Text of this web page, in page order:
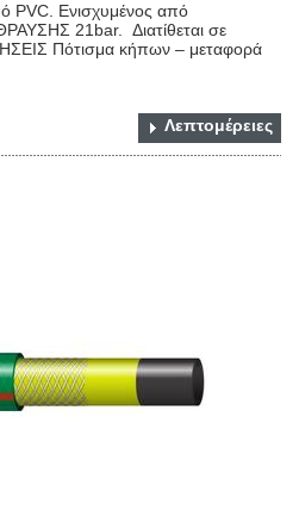
PVC. Eνισχυμένος από
21bar. Διατίθεται σε
Πότισμα κήπων – μεταφορά
Λεπτομέρειες